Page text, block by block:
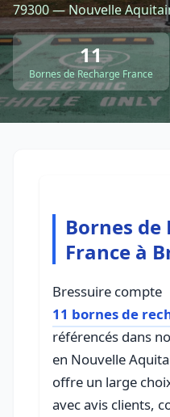
CGU-
79300 — Nouvelle
11
Bornes de Recharge France
Bornes de
France à
Bressuire compte
11 bornes de
référencés dans
en Nouvelle
offre un large
avec avis clients,